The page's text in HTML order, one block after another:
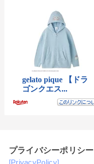
プライバシーポリシー
[PrivacyPolicy]